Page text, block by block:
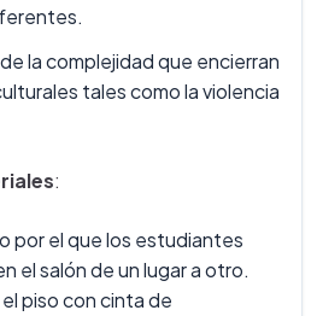
la complejidad que encierran
tales como la violencia
:
por el que los estudiantes
el salón de un lugar a otro.
piso con cinta de